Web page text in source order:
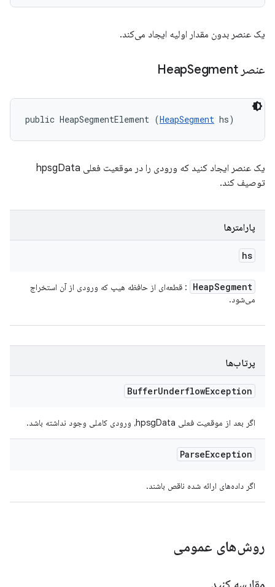
یک عنصر بدون مقدار اولیه ایجاد می‌کند.
عنصر HeapSegment
public HeapSegmentElement (HeapSegment hs)
یک عنصر ایجاد کنید که ورودی را در موقعیت فعلی hpsgData
توصیف کند.
پارامترها
hs
HeapSegment
: قطعه‌ای از حافظه هیپ که ورودی از آن استخراج
می‌شود.
پرتاب‌ها
BufferUnderflowException
اگر بعد از موقعیت فعلی hpsgData، ورودی کاملی وجود نداشته باشد.
ParseException
اگر داده‌های ارائه شده ناقص باشند.
روش‌های عمومی